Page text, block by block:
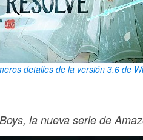
detalles de la versión 3.6 de
la nueva serie de